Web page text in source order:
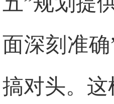
面深刻准
搞对头。